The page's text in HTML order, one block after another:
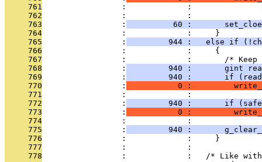
     761
:             :
     762
                 :             :
     763
                 :
60 :
     764
                 :             :     }
     765
                 :
944 :   else if
     766
                 :             :     {
     767
:             :       /*
     768
                 :
940 :       gint
     769
                 :
940 :       if
     770
                 :
0 :
     771
:             :
     772
                 :
940 :       if
     773
                 :
0 :
     774
:             :
     775
                 :
940 :
     776
                 :             :     }
     777
                 :             :
     778
:             :   /* Like